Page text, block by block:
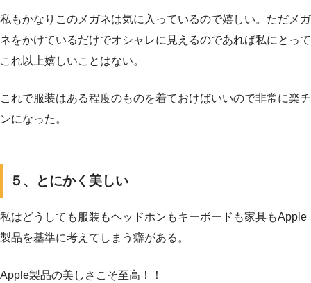
私もかなりこのメガネは気に入っているので嬉しい。ただメガ
ネをかけているだけでオシャレに見えるのであれば私にとって
これ以上嬉しいことはない。
これで服装はある程度のものを着ておけばいいので非常に楽チ
ンになった。
５、とにかく美しい
私はどうしても服装もヘッドホンもキーボードも家具もApple
製品を基準に考えてしまう癖がある。
Apple製品の美しさこそ至高！！